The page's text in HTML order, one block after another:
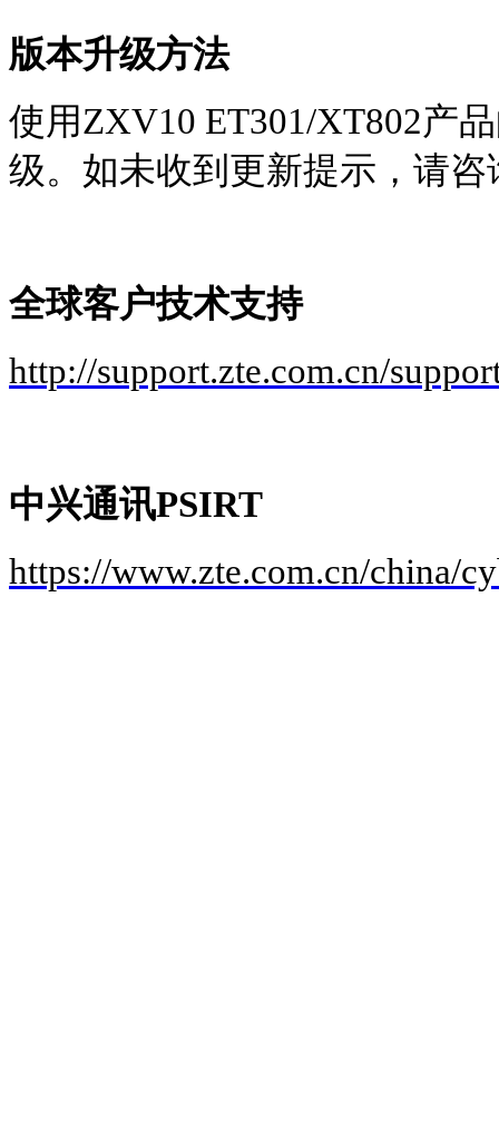
版本升级方法
使用ZXV10 ET301/XT802产
级。如未收到更新提示，请
全球客户技术支持
http://support.zte.com.cn/
中兴通讯PSIRT
https://www.zte.com.cn/china/